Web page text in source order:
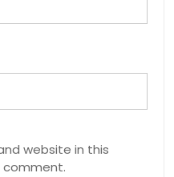
website in this
comment.